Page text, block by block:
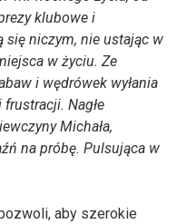
klubowe i
się niczym, nie ustając w
w życiu. Ze
i wędrówek wyłania
Nagłe
Michała,
na próbę. Pulsująca w
aby szerokie